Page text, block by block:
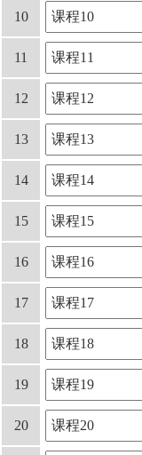
10
11
12
13
14
15
16
17
18
19
20